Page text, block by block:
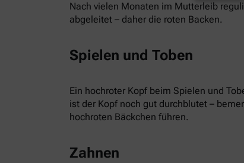
Nach vielen Monaten im Mutterleib
abgeleitet – daher die roten Backen.
Spielen und Toben
Ein hochroter Kopf beim Spielen und
ist der Kopf noch gut durchblutet –
hochroten Bäckchen führen.
Zahnen